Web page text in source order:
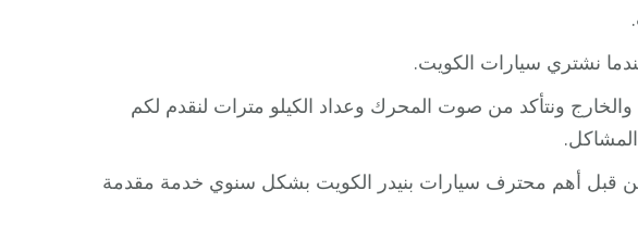
نشتري سيارات الكويت.
ونتأكد من صوت المحرك وعداد الكيلو مترات لنقدم لكم
من قبل أهم محترف سيارات بنيدر الكويت بشكل سنوي خدمة مقدمة